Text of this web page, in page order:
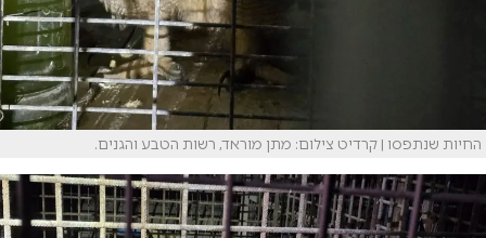
החיות שנתפסו | קרדיט צילום: מתן מוראד, רשות הטבע והגנים.